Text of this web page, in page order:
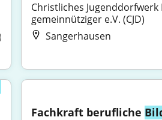
Christliches
gemeinnütziger e.V. (CJD)
Sangerhausen
Fachkraft berufliche